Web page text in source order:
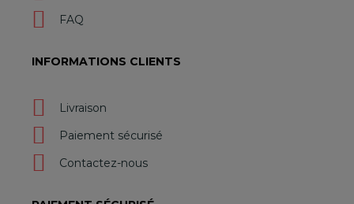
FAQ
INFORMATIONS CLIENTS
Livraison
Paiement sécurisé
Contactez-nous